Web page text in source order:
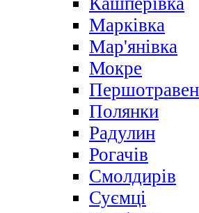
Марківка
Мар'янівка
Мокре
Полянки
Радулин
Рогачів
Смолдирів
Суємці